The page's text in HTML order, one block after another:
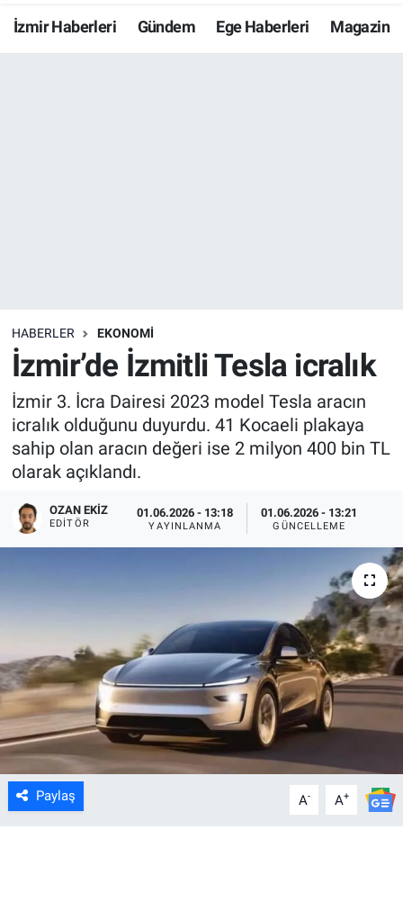
İzmir Haberleri Gündem Ege Haberleri Magazin
HABERLER EKONOMİ
İzmir’de İzmitli Tesla icralık
İzmir 3. İcra Dairesi 2023 model Tesla aracın
icralık olduğunu duyurdu. 41 Kocaeli plakaya
sahip olan aracın değeri ise 2 milyon 400 bin TL
olarak açıklandı.
OZAN EKIZ
EDITÖR
01.06.2026 - 13:18
YAYINLANMA
01.06.2026 - 13:21
GÜNCELLEME
Paylaş A- A+
Resmi İlanlar